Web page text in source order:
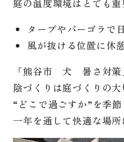
庭の温度環境はとても重
タープやパーゴラで
風が抜ける位置に休
「熊谷市 犬 暑さ対策
陰づくりは庭づくりの大
“どこで過ごすか”を季
一年を通して快適な場所